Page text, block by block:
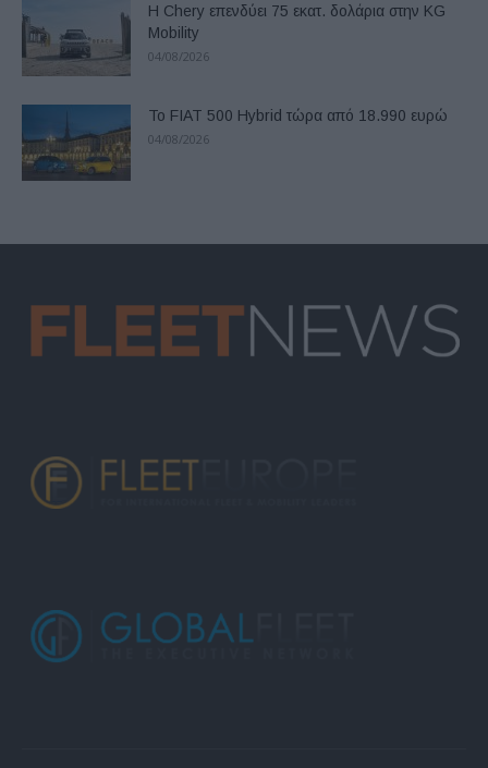
Η Chery επενδύει 75 εκατ. δολάρια στην KG
Mobility
04/08/2026
Το FIAT 500 Hybrid τώρα από 18.990 ευρώ
04/08/2026